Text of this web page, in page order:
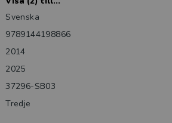
Svenska
9789144198866
2014
2025
37296-SB03
Tredje